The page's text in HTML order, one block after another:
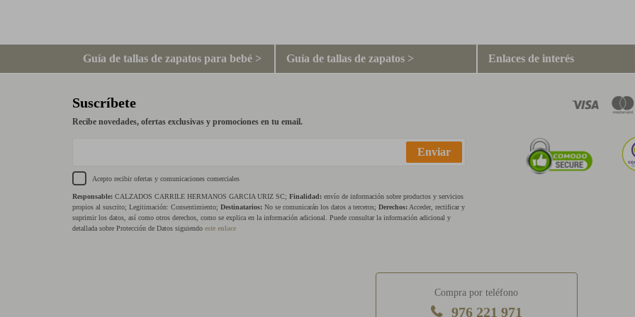
Guía de tallas de zapatos para bebé > Guía de tallas de zapatos > Enlaces de interés
Suscríbete
Recibe novedades, ofertas exclusivas y promociones en tu email.
Enviar
Acepto recibir ofertas y comunicaciones comerciales
Responsable: CALZADOS CARRILE HERMANOS GARCIA URIZ SC; Finalidad: envío de información sobre productos y servicios
propios al suscrito; Legitimación: Consentimiento; Destinatarios: No se comunicarán los datos a terceros; Derechos: Acceder, rectificar y
suprimir los datos, así como otros derechos, como se explica en la información adicional. Puede consultar la información adicional y
detallada sobre Protección de Datos siguiendo este enlace
Compra por teléfono
976 221 971